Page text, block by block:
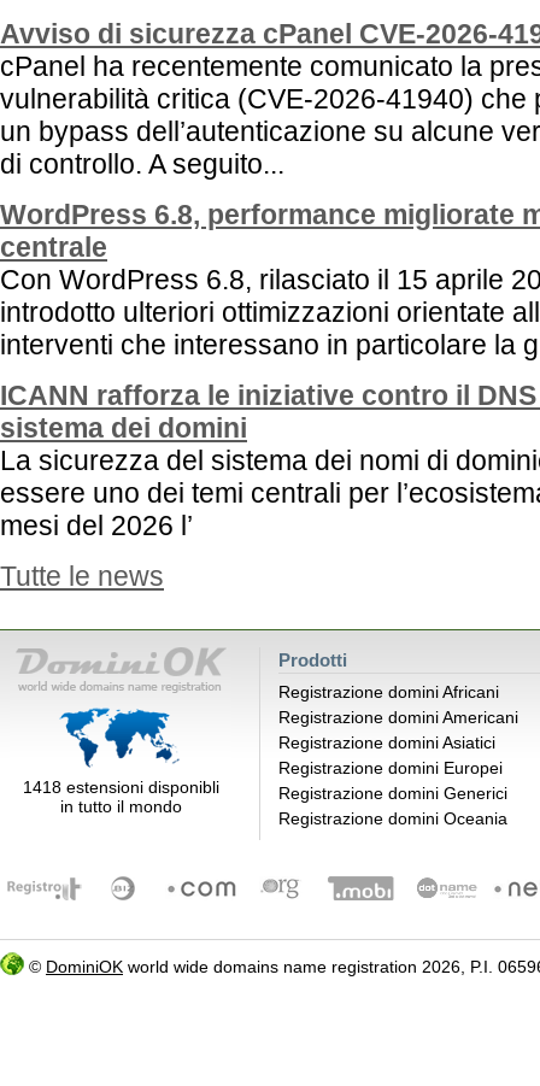
Avviso di sicurezza cPanel CVE-2026-
cPanel ha recentemente comunicato la
vulnerabilità critica (CVE-2026-41940) che
un bypass dell’autenticazione su alcune
di controllo. A seguito...
WordPress 6.8, performance migliorate
centrale
Con WordPress 6.8, rilasciato il 15 aprile
introdotto ulteriori ottimizzazioni orientate
interventi che interessano in particolare la
ICANN rafforza le iniziative contro il
sistema dei domini
La sicurezza del sistema dei nomi di
essere uno dei temi centrali per
mesi del 2026 l’
Tutte le news
1418 estensioni disponibli
in tutto il mondo
Prodotti
Registrazione domini Africani
Registrazione domini Americani
Registrazione domini Asiatici
Registrazione domini Europei
Registrazione domini Generici
Registrazione domini Oceania
© DominiOK world wide domains name registration 2026, P.I.